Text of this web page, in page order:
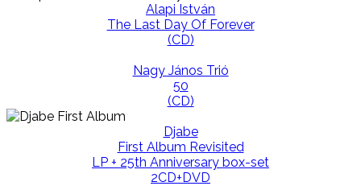
Alapi István
The Last Day Of Forever
(CD)
Nagy János Trió
50
(CD)
Djabe
First Album Revisited
LP + 25th Anniversary box-set
2CD+DVD